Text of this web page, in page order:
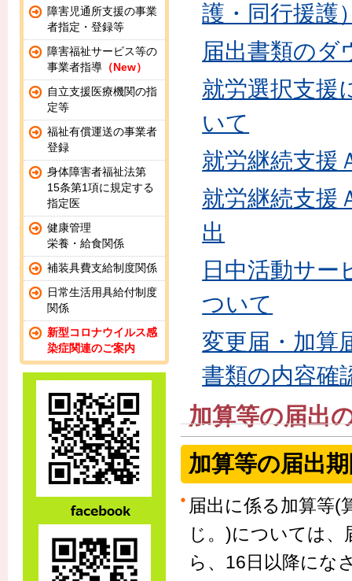
護・同行援護
届出書類のダ
就労選択支援
いて
就労継続支援
就労継続支援
出
日中活動サー
ついて
変更届・加算
書類の内容確
加算等の届出
加算等の届出
届出に係る加算等(
じ。)については、
ら、16日以降にな
障害児通所支援の事業
者指定・登録等
障害福祉サービス等の
事業者指導 （New）
自立支援医療機関の指
定等
福祉有償運送の事業者
登録
身体障害者福祉法第
15条第1項に規定する
指定医
健康管理
栄養・給食関係
補装具費支給制度関係
日常生活用具給付制度
関係
新型コロナウイルス感
染症関連のご案内